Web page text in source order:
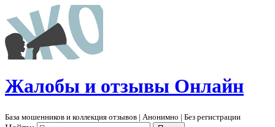
Жалобы и отзывы Онлайн
База мошенников и коллекция отзывов | Анонимно | Без регистрации